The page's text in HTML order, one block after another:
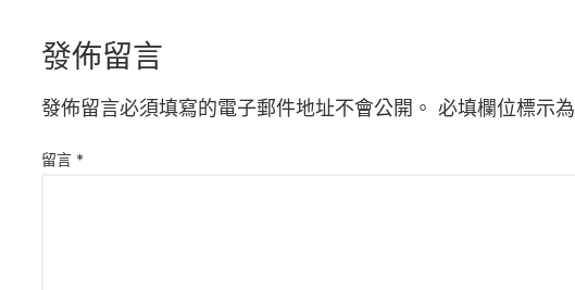
發佈留言
發佈留言必須填寫的電子郵件地址不會公開。 必填欄位標示為
留言 *